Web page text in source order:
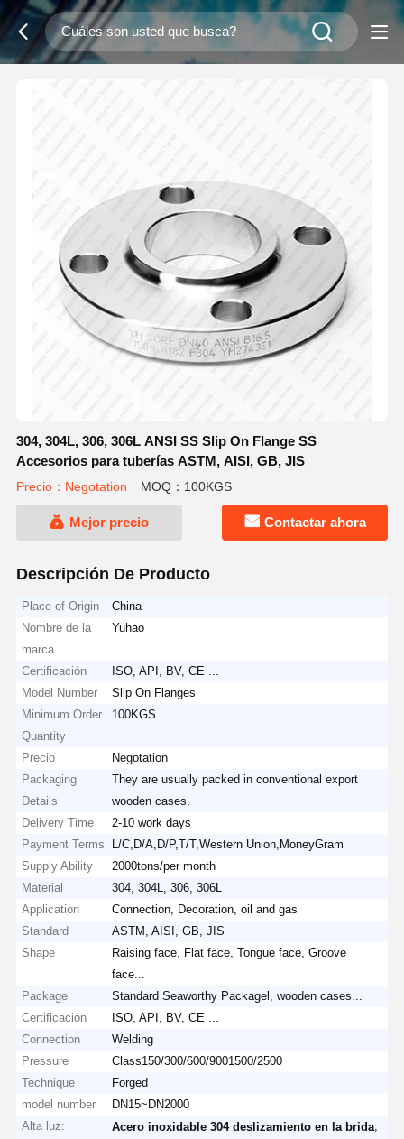
304, 304L, 306, 306L ANSI SS Slip On Flange SS
Accesorios para tuberías ASTM, AISI, GB, JIS
Precio：Negotation MOQ：100KGS
Mejor precio Contactar ahora
Descripción De Producto
Place of Origin
China
Nombre de la
marca
Yuhao
Certificación
ISO, API, BV, CE ...
Model Number
Slip On Flanges
Minimum Order
Quantity
100KGS
Precio
Negotation
Packaging
Details
They are usually packed in conventional export
wooden cases.
Delivery Time
2-10 work days
Payment Terms
L/C,D/A,D/P,T/T,Western Union,MoneyGram
Supply Ability
2000tons/per month
Material
304, 304L, 306, 306L
Application
Connection, Decoration, oil and gas
Standard
ASTM, AISI, GB, JIS
Shape
Raising face, Flat face, Tongue face, Groove
face...
Package
Standard Seaworthy Packagel, wooden cases...
Certificación
ISO, API, BV, CE ...
Connection
Welding
Pressure
Class150/300/600/9001500/2500
Technique
Forged
model number
DN15~DN2000
Alta luz:
Acero inoxidable 304 deslizamiento en la brida